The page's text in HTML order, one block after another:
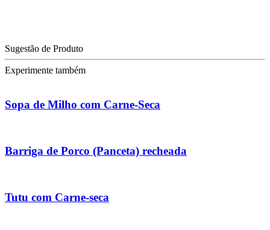
Sugestão de Produto
Experimente também
Sopa de Milho com Carne-Seca
Barriga de Porco (Panceta) recheada
Tutu com Carne-seca